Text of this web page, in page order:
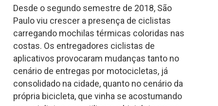
Desde o segundo semestre de 2018, São
Paulo viu crescer a presença de ciclistas
carregando mochilas térmicas coloridas nas
costas. Os entregadores ciclistas de
aplicativos provocaram mudanças tanto no
cenário de entregas por motocicletas, já
consolidado na cidade, quanto no cenário da
própria bicicleta, que vinha se acostumando